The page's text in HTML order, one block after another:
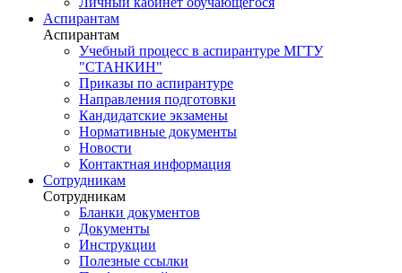
Аспирантам
Аспирантам
Учебный процесс в аспирантуре МГТУ
"СТАНКИН"
Приказы по аспирантуре
Направления подготовки
Кандидатские экзамены
Нормативные документы
Новости
Контактная информация
Сотрудникам
Сотрудникам
Бланки документов
Документы
Инструкции
Полезные ссылки